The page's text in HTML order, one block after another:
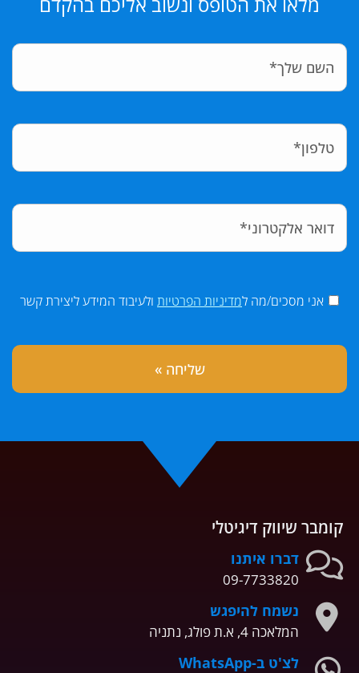
אני מסכים/מה למדיניות הפרטיות ולעיבוד המידע ליצירת קשר
קומבר שיווק דיגיטלי
דברו איתנו
09-7733820
נשמח להיפגש
המלאכה 4, א.ת פולג, נתניה
לצ'ט ב-WhatsApp